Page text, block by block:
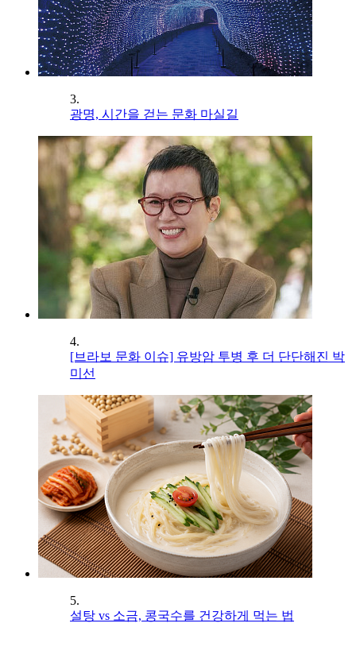
3.
광명, 시간을 걷는 문화 마실길
4.
[브라보 문화 이슈] 유방암 투병 후 더 단단해진 박
미선
5.
설탕 vs 소금, 콩국수를 건강하게 먹는 법